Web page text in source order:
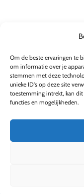
Om de beste ervaringen te
om informatie over je
stemmen met deze
unieke ID's op deze site
toestemming intrekt, kan
functies en mogelijkheden.